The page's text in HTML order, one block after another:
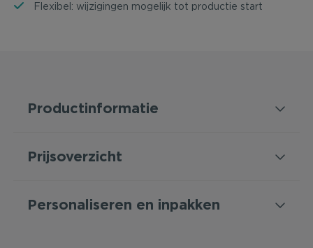
Flexibel: wijzigingen mogelijk tot productie start
Productinformatie
Prijsoverzicht
Personaliseren en inpakken